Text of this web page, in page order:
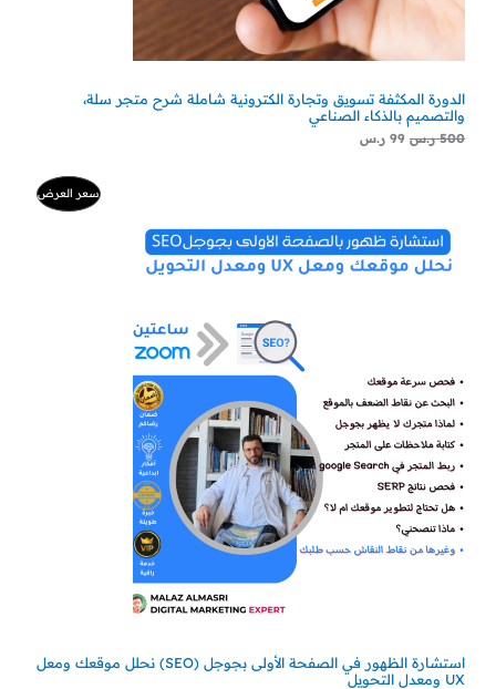
الدورة المكثفة تسويق وتجارة الكترونية شاملة شرح متجر سلة،
والتصميم بالذكاء الصناعي
500 ر.س 99 ر.س
سعر العرضمنتج
استشارة الظهور في الصفحة الأولى بجوجل (SEO) نحلل موقعك ومعل
UX ومعدل التحويل
500 ر.س.
300 ر.س.